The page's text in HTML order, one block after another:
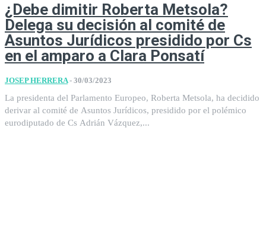
¿Debe dimitir Roberta Metsola?
Delega su decisión al comité de
Asuntos Jurídicos presidido por Cs
en el amparo a Clara Ponsatí
JOSEP HERRERA - 30/03/2023
La presidenta del Parlamento Europeo, Roberta Metsola, ha decidido
derivar al comité de Asuntos Jurídicos, presidido por el polémico
eurodiputado de Cs Adrián Vázquez,...